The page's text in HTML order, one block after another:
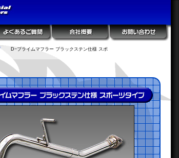
D−プライムマフラー ブラックステン仕様 スポ